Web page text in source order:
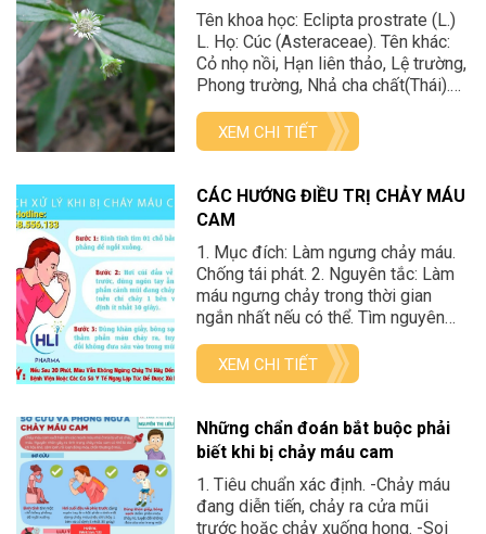
CỎ NHỌ NỒI, HẠN LIÊN THẢO
Tên khoa học: Eclipta prostrate (L.)
L. Họ: Cúc (Asteraceae). Tên khác:
Cỏ nhọ nồi, Hạn liên thảo, Lệ trường,
Phong trường, Nhả cha chất(Thái).
Cách trồng: Trồng bằng hạt vào mùa
xuân. Gieo hạt trong vườn ươm, sau
đó bứng cây đem trồng đại trà. Đất
phân chuồng […]
XEM CHI TIẾT
CÁC HƯỚNG ĐIỀU TRỊ CHẢY MÁU
CAM
1. Mục đích: Làm ngưng chảy máu.
Chống tái phát. 2. Nguyên tắc: Làm
máu ngưng chảy trong thời gian
ngắn nhất nếu có thể. Tìm nguyên
nhân chảy máu để có hướng xử trí
và tiên lượng. 3. Điều trị cụ thể: 3.1.
Điều trị tại chỗ: Ép cánh mũi: Ép
XEM CHI TIẾT
Những chẩn đoán bắt buộc phải
biết khi bị chảy máu cam
1. Tiêu chuẩn xác định. -Chảy máu
đang diễn tiến, chảy ra cửa mũi
trước hoặc chảy xuống họng. -Soi